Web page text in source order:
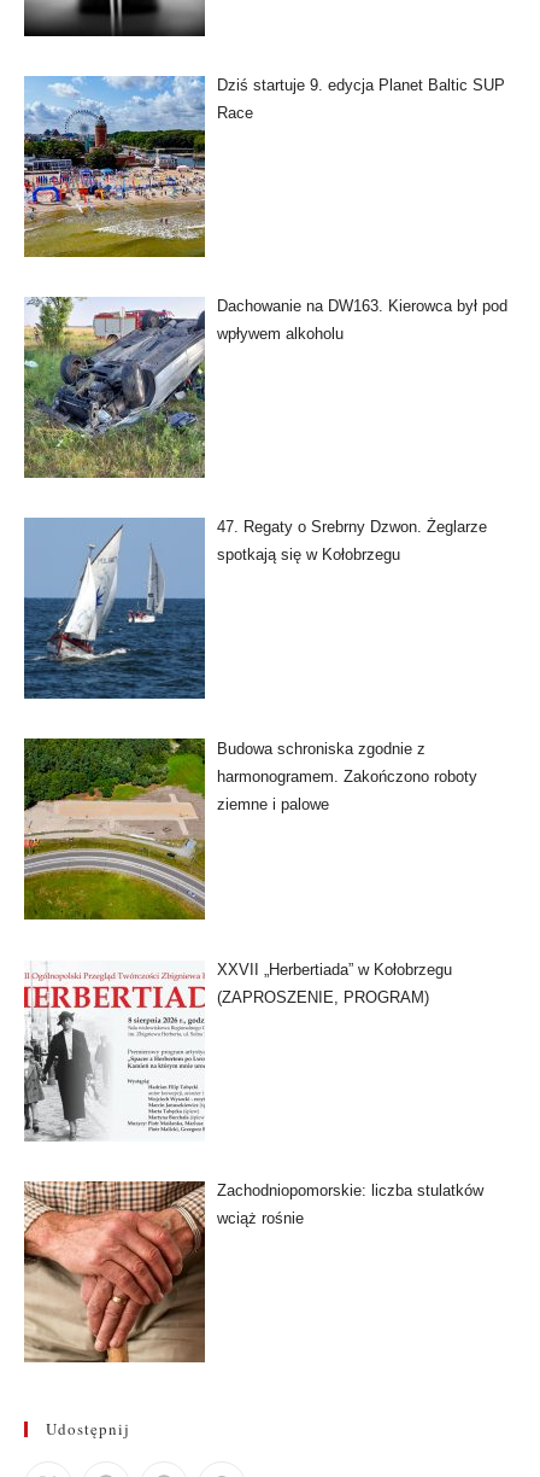
Dziś startuje 9. edycja Planet Baltic SUP
Race
Dachowanie na DW163. Kierowca był pod
wpływem alkoholu
47. Regaty o Srebrny Dzwon. Żeglarze
spotkają się w Kołobrzegu
Budowa schroniska zgodnie z
harmonogramem. Zakończono roboty
ziemne i palowe
XXVII „Herbertiada” w Kołobrzegu
(ZAPROSZENIE, PROGRAM)
Zachodniopomorskie: liczba stulatków
wciąż rośnie
Udostępnij